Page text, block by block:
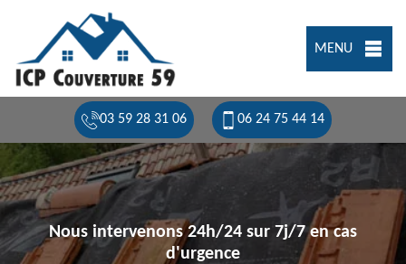
MENU
03 59 28 31 06 06 24 75 44 14
Nous intervenons 24h/24 sur 7j/7 en cas
d'urgence